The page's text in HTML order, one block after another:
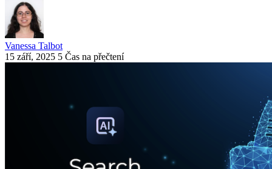
Vanessa Talbot
15 září, 2025 5 Čas na přečtení